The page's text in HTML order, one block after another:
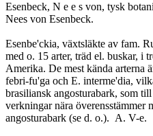
Esenbeck, N e e s von, tysk
Nees von Esenbeck.
Esenbe'ckia, växtsläkte av fam.
med o. 15 arter, träd el. buskar, i
Amerika. De mest kända arterna
febri-fu'ga och E. interme'dia,
brasiliansk angosturabark, som till
verkningar nära överensstämmer
angosturabark (se d. o.).	A. V-e.